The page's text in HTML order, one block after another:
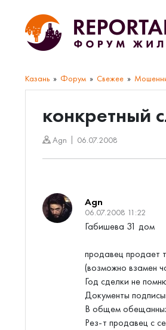
Казань Форум Свежее
конкретный
Agn 06.07.2008
Agn
06.07.2008 11:22
Габишева 31 дом
продавец продает
(возможно взамен
Год сделки не
Документы
В общем
Рез-т продавец с